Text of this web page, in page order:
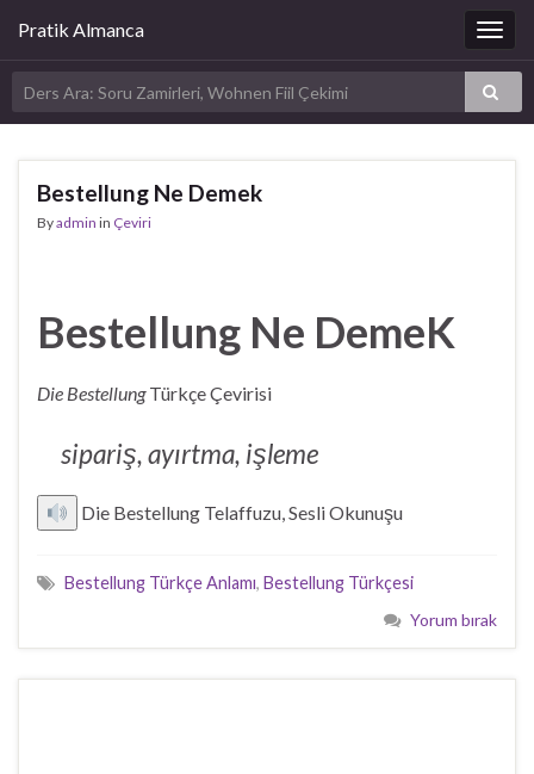
Pratik Almanca
Bestellung Ne Demek
Byadmin in Çeviri
Bestellung Ne DemeK
Die BestellungTürkçe Çevirisi
sipariş, ayırtma, işleme
Die Bestellung Telaffuzu, Sesli Okunuşu
Bestellung Türkçe Anlamı, Bestellung Türkçesi
Yorum bırak